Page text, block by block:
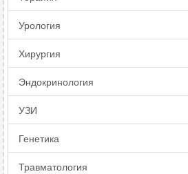
Урология
Хирургия
Эндокринология
УЗИ
Генетика
Травматология